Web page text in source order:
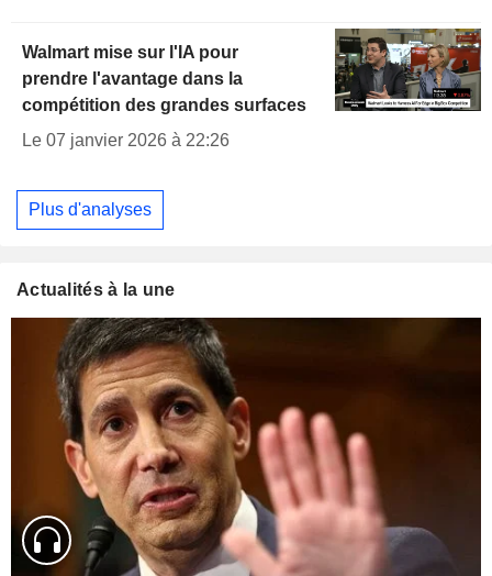
Walmart mise sur l'IA pour
prendre l'avantage dans la
compétition des grandes surfaces
Le 07 janvier 2026 à 22:26
Plus d'analyses
Actualités à la une